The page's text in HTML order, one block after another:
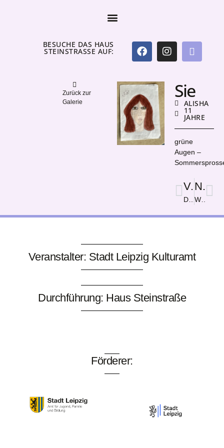
BESUCHE DAS HAUS
STEINSTRASSE AUF:
Zurück zur
Galerie
Sie
ALISHA
11
JAHRE
grüne
Augen –
Vorige
Die Sicht
Nächster
Wilma Rudolph
Veranstalter: Stadt Leipzig Kulturamt
Durchführung: Haus Steinstraße
Förderer: